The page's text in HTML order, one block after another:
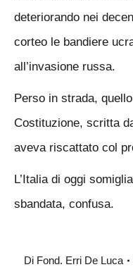
deteriorando nei
corteo le bandiere
all’invasione russa.
Perso in strada,
Costituzione, scritta
aveva riscattato col
L’Italia di oggi
sbandata, confusa.
Di Fond. Erri De Luca